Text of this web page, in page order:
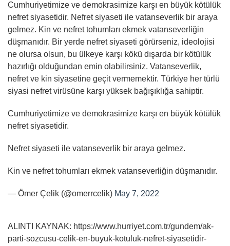
Cumhuriyetimize ve demokrasimize karşı en büyük kötülük
nefret siyasetidir. Nefret siyaseti ile vatanseverlik bir araya
gelmez. Kin ve nefret tohumları ekmek vatanseverliğin
düşmanıdır. Bir yerde nefret siyaseti görürseniz, ideolojisi
ne olursa olsun, bu ülkeye karşı kökü dışarda bir kötülük
hazırlığı olduğundan emin olabilirsiniz. Vatanseverlik,
nefret ve kin siyasetine geçit vermemektir. Türkiye her türlü
siyasi nefret virüsüne karşı yüksek bağışıklığa sahiptir.
Cumhuriyetimize ve demokrasimize karşı en büyük kötülük
nefret siyasetidir.
Nefret siyaseti ile vatanseverlik bir araya gelmez.
Kin ve nefret tohumları ekmek vatanseverliğin düşmanıdır.
— Ömer Çelik (@omerrcelik) May 7, 2022
ALINTI KAYNAK: https://www.hurriyet.com.tr/gundem/ak-
parti-sozcusu-celik-en-buyuk-kotuluk-nefret-siyasetidir-